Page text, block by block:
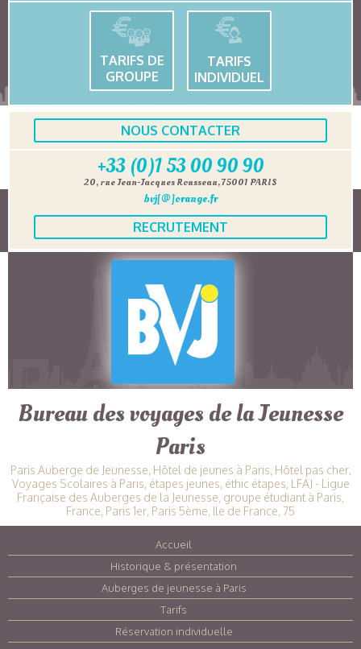
TARIFS DE
GROUPE
TARIFS
INDIVIDUEL
NOUS CONTACTER
+33 (0)1 53 00 90 90
20, rue Jean-Jacques Rousseau, 75001 PARIS
bvj[@]orange.fr
RECRUTEMENT
Bureau des voyages de la Jeunesse
Paris
Paris Auberge de Jeunesse, Hôtel de jeunes à Paris, Hôtel pas cher,
Voyages Scolaires à Paris, étapes jeunes, éthic étapes, LFAJ - Ligue
Française des Auberges de la Jeunesse, groupe étudiant à Paris,
France, Paris 1er, Paris 5ème, Ile de France, 75
Accueil
Historique & présentation
Auberges de jeunesse à Paris
Tarifs
Réservation individuelle